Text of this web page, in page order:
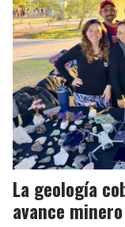
La geología
avance